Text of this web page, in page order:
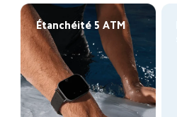
Étanchéité 5 ATM